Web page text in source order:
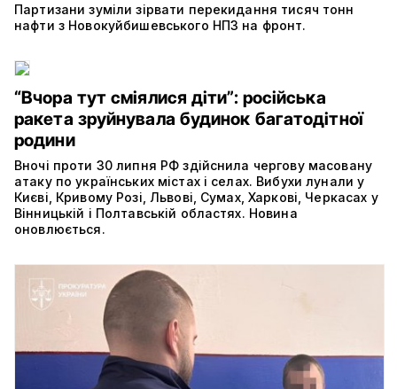
Партизани зуміли зірвати перекидання тисяч тонн
нафти з Новокуйбишевського НПЗ на фронт.
“Вчора тут сміялися діти”: російська
ракета зруйнувала будинок багатодітної
родини
Вночі проти 30 липня РФ здійснила чергову масовану
атаку по українських містах і селах. Вибухи лунали у
Києві, Кривому Розі, Львові, Сумах, Харкові, Черкасах у
Вінницькій і Полтавській областях. Новина
оновлюється.